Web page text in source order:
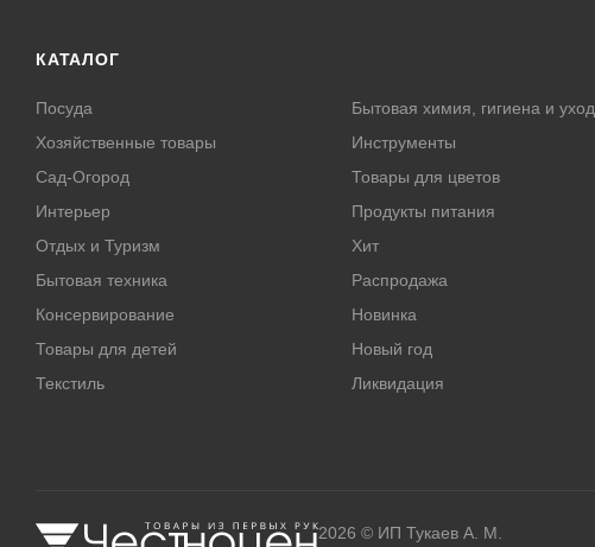
КАТАЛОГ
Посуда
Хозяйственные товары
Сад-Огород
Интерьер
Отдых и Туризм
Бытовая техника
Консервирование
Товары для детей
Текстиль
Бытовая химия, гигиена и уход
Инструменты
Товары для цветов
Продукты питания
Хит
Распродажа
Новинка
Новый год
Ликвидация
2026 © ИП Тукаев А. М.